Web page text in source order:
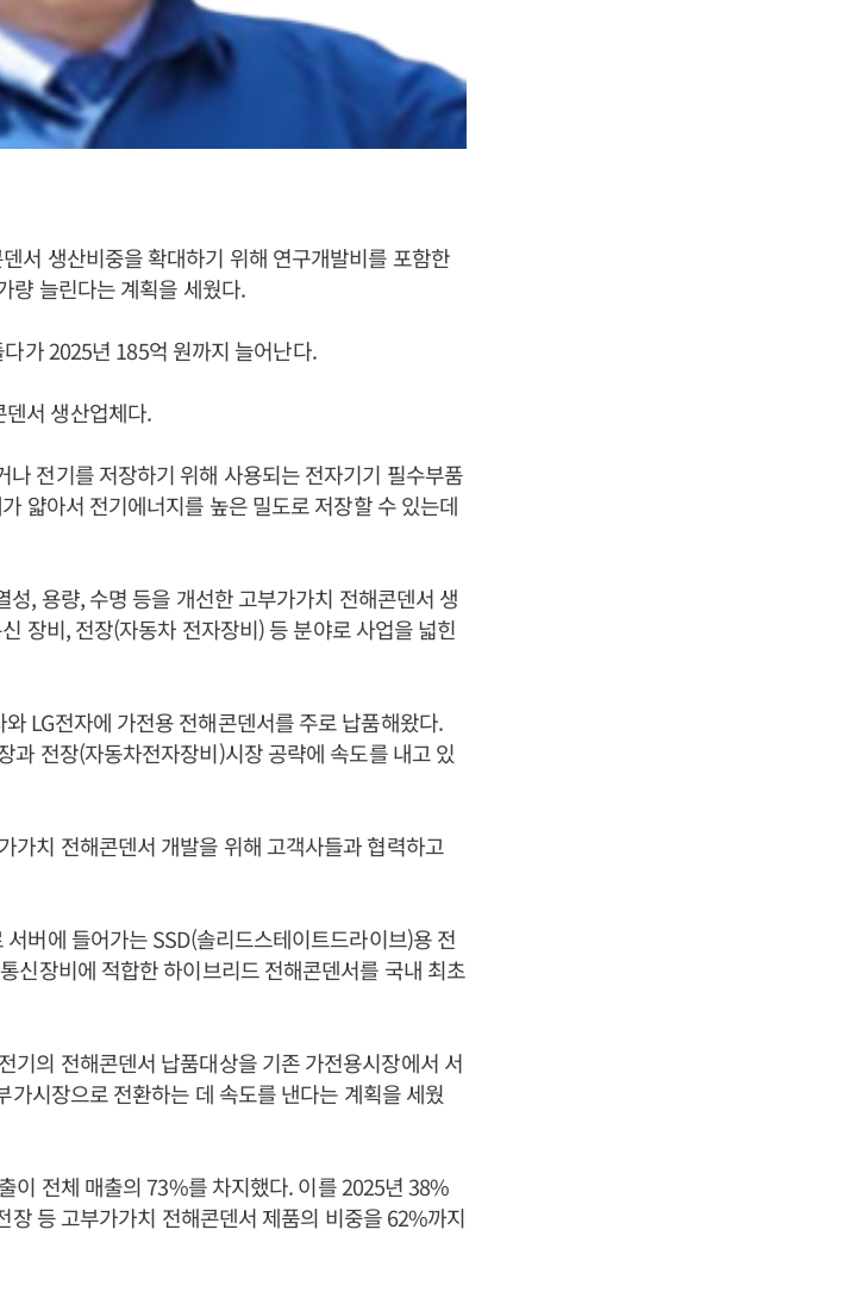
서 생산비중을 확대하기 위해 연구개발비를 포함한
량 늘린다는 계획을 세웠다.
가 2025년 185억 원까지 늘어난다.
서 생산업체다.
전기를 저장하기 위해 사용되는 전자기기 필수부품
얇아서 전기에너지를 높은 밀도로 저장할 수 있는데
, 용량, 수명 등을 개선한 고부가가치 전해콘덴서 생
장비, 전장(자동차 전자장비) 등 분야로 사업을 넓힌
LG전자에 가전용 전해콘덴서를 주로 납품해왔다.
과 전장(자동차전자장비)시장 공략에 속도를 내고 있
가치 전해콘덴서 개발을 위해 고객사들과 협력하고
버에 들어가는 SSD(솔리드스테이트드라이브)용 전
신장비에 적합한 하이브리드 전해콘덴서를 국내 최초
기의 전해콘덴서 납품대상을 기존 가전용시장에서 서
시장으로 전환하는 데 속도를 낸다는 계획을 세웠
이 전체 매출의 73%를 차지했다. 이를 2025년 38%
장 등 고부가가치 전해콘덴서 제품의 비중을 62%까지